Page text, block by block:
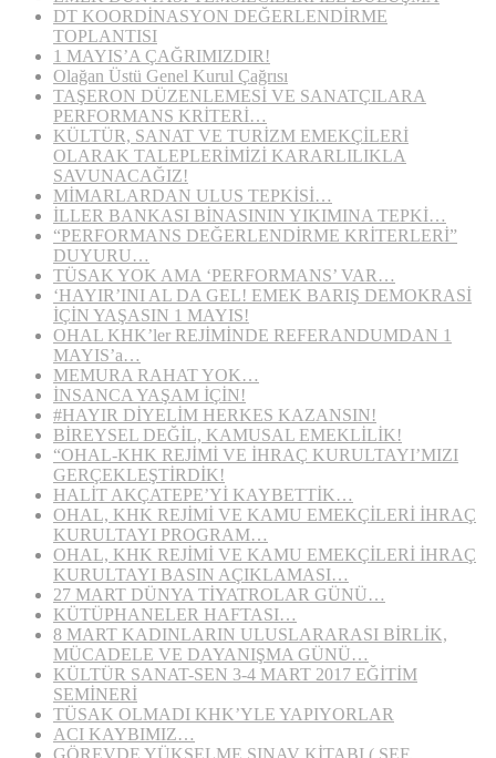
DT KOORDİNASYON DEĞERLENDİRME
TOPLANTISI
1 MAYIS’A ÇAĞRIMIZDIR!
Olağan Üstü Genel Kurul Çağrısı
TAŞERON DÜZENLEMESİ VE SANATÇILARA
PERFORMANS KRİTERİ…
KÜLTÜR, SANAT VE TURİZM EMEKÇİLERİ
OLARAK TALEPLERİMİZİ KARARLILIKLA
SAVUNACAĞIZ!
MİMARLARDAN ULUS TEPKİSİ…
İLLER BANKASI BİNASININ YIKIMINA TEPKİ…
“PERFORMANS DEĞERLENDİRME KRİTERLERİ”
DUYURU…
TÜSAK YOK AMA ‘PERFORMANS’ VAR…
‘HAYIR’INI AL DA GEL! EMEK BARIŞ DEMOKRASİ
İÇİN YAŞASIN 1 MAYIS!
OHAL KHK’ler REJİMİNDE REFERANDUMDAN 1
MAYIS’a…
MEMURA RAHAT YOK…
İNSANCA YAŞAM İÇİN!
#HAYIR DİYELİM HERKES KAZANSIN!
BİREYSEL DEĞİL, KAMUSAL EMEKLİLİK!
“OHAL-KHK REJİMİ VE İHRAÇ KURULTAYI’MIZI
GERÇEKLEŞTİRDİK!
HALİT AKÇATEPE’Yİ KAYBETTİK…
OHAL, KHK REJİMİ VE KAMU EMEKÇİLERİ İHRAÇ
KURULTAYI PROGRAM…
OHAL, KHK REJİMİ VE KAMU EMEKÇİLERİ İHRAÇ
KURULTAYI BASIN AÇIKLAMASI…
27 MART DÜNYA TİYATROLAR GÜNÜ…
KÜTÜPHANELER HAFTASI…
8 MART KADINLARIN ULUSLARARASI BİRLİK,
MÜCADELE VE DAYANIŞMA GÜNÜ…
KÜLTÜR SANAT-SEN 3-4 MART 2017 EĞİTİM
SEMİNERİ
TÜSAK OLMADI KHK’YLE YAPIYORLAR
ACI KAYBIMIZ…
GÖREVDE YÜKSELME SINAV KİTABI ( ŞEF,